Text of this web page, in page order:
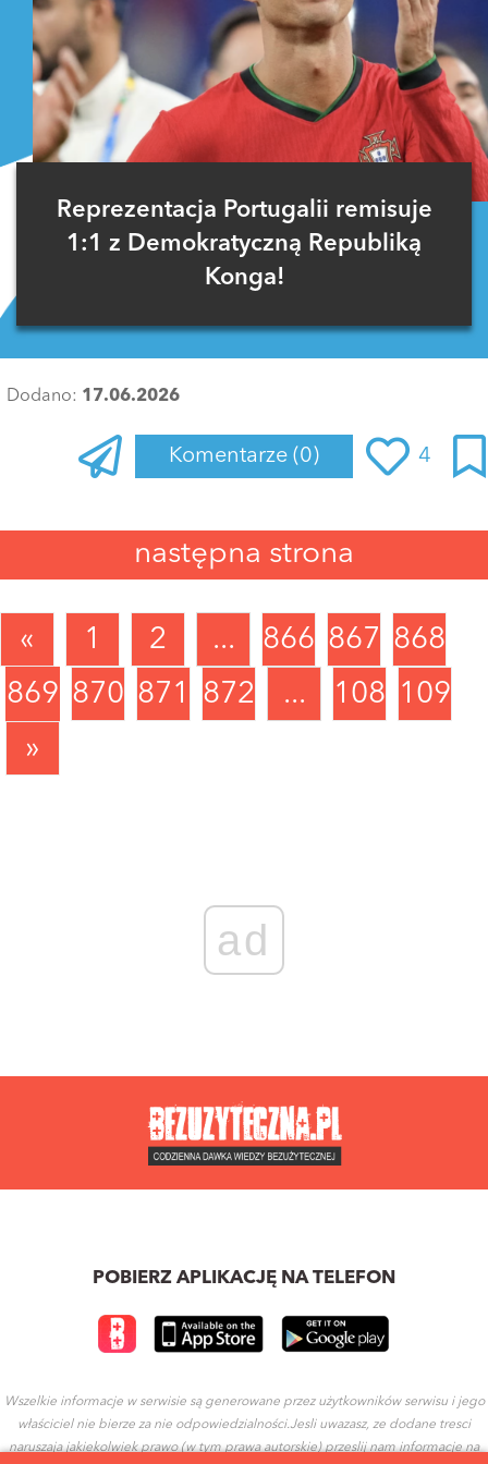
Reprezentacja Portugalii remisuje
1:1 z Demokratyczną Republiką
Konga!
Dodano: 17.06.2026
Komentarze (0) 4
następna strona
« 1 2 ... 866 867 868
869 870 871 872 ... 10891090
»
ad
POBIERZ APLIKACJĘ NA TELEFON
Wszelkie informacje w serwisie są generowane przez użytkowników serwisu i jego
właściciel nie bierze za nie odpowiedzialności.Jesli uwazasz, ze dodane tresci
naruszaja jakiekolwiek prawo (w tym prawa autorskie) przeslij nam informacje na